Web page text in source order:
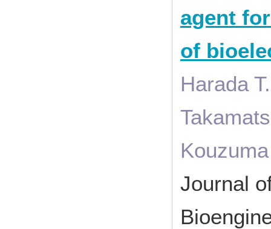
agent
of
Harada
Journal